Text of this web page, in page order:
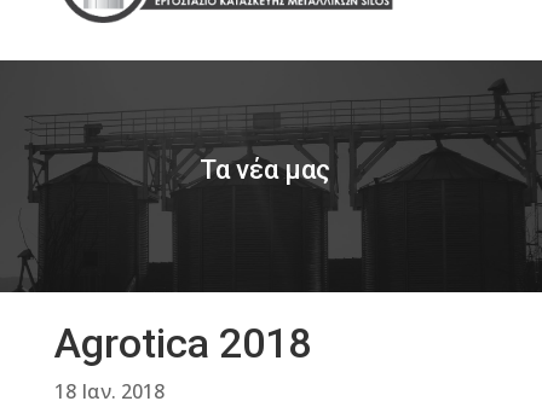
Τα νέα μας
Agrotica 2018
18 Ιαν. 2018